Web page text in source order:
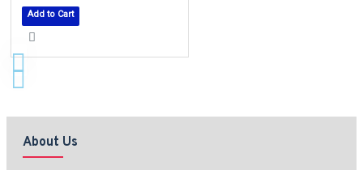
Add to Cart
About Us